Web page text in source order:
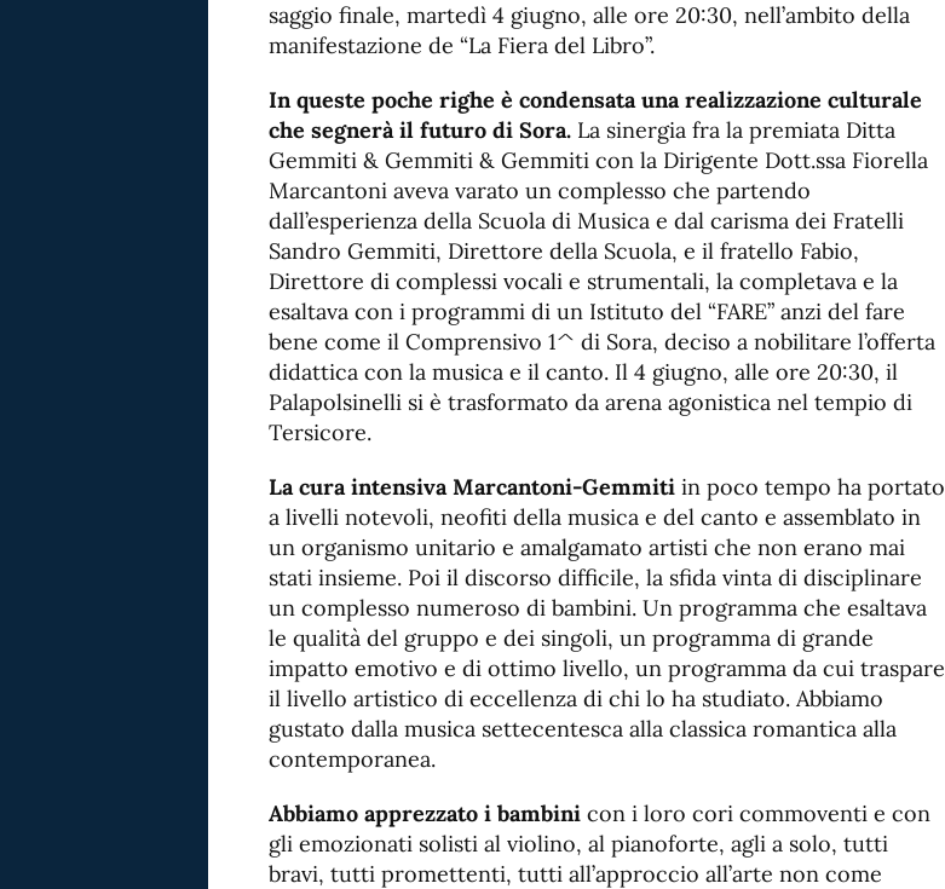
saggio finale, martedì 4 giugno, alle ore 20:30, nell’ambito della
manifestazione de “La Fiera del Libro”.
In queste poche righe è condensata una realizzazione culturale
che segnerà il futuro di Sora. La sinergia fra la premiata Ditta
Gemmiti & Gemmiti & Gemmiti con la Dirigente Dott.ssa Fiorella
Marcantoni aveva varato un complesso che partendo
dall’esperienza della Scuola di Musica e dal carisma dei Fratelli
Sandro Gemmiti, Direttore della Scuola, e il fratello Fabio,
Direttore di complessi vocali e strumentali, la completava e la
esaltava con i programmi di un Istituto del “FARE” anzi del fare
bene come il Comprensivo 1^ di Sora, deciso a nobilitare l’offerta
didattica con la musica e il canto. Il 4 giugno, alle ore 20:30, il
Palapolsinelli si è trasformato da arena agonistica nel tempio di
Tersicore.
La cura intensiva Marcantoni-Gemmiti in poco tempo ha portato
a livelli notevoli, neofiti della musica e del canto e assemblato in
un organismo unitario e amalgamato artisti che non erano mai
stati insieme. Poi il discorso difficile, la sfida vinta di disciplinare
un complesso numeroso di bambini. Un programma che esaltava
le qualità del gruppo e dei singoli, un programma di grande
impatto emotivo e di ottimo livello, un programma da cui traspare
il livello artistico di eccellenza di chi lo ha studiato. Abbiamo
gustato dalla musica settecentesca alla classica romantica alla
contemporanea.
Abbiamo apprezzato i bambini con i loro cori commoventi e con
gli emozionati solisti al violino, al pianoforte, agli a solo, tutti
bravi, tutti promettenti, tutti all’approccio all’arte non come